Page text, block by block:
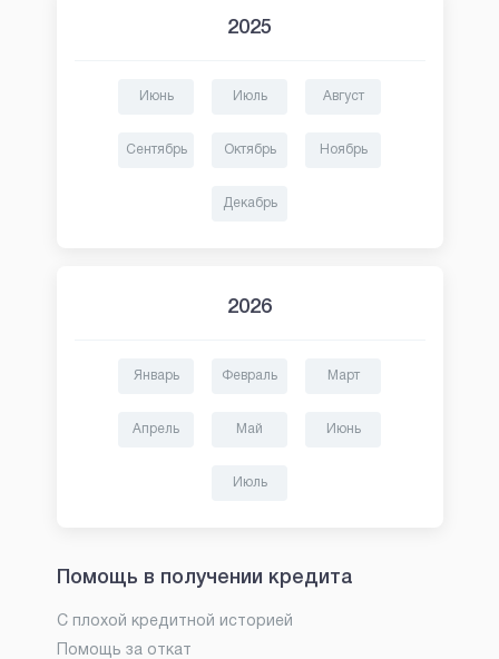
2025
Июнь Июль Август
Сентябрь Октябрь Ноябрь
Декабрь
2026
Январь Февраль Март
Апрель Май Июнь
Июль
Помощь в получении кредита
С плохой кредитной историей
Помощь за откат